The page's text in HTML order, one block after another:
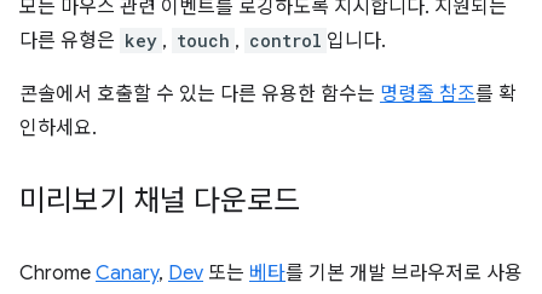
모든 마우스 관련 이벤트를 로깅하도록 지시합니다. 지원되는
다른 유형은 key , touch , control 입니다.
콘솔에서 호출할 수 있는 다른 유용한 함수는 명령줄 참조를 확
인하세요.
미리보기 채널 다운로드
Chrome Canary, Dev 또는 베타를 기본 개발 브라우저로 사용